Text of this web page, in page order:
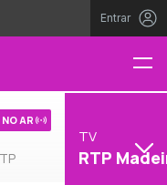
Entrar
NO AR
TV
RTP